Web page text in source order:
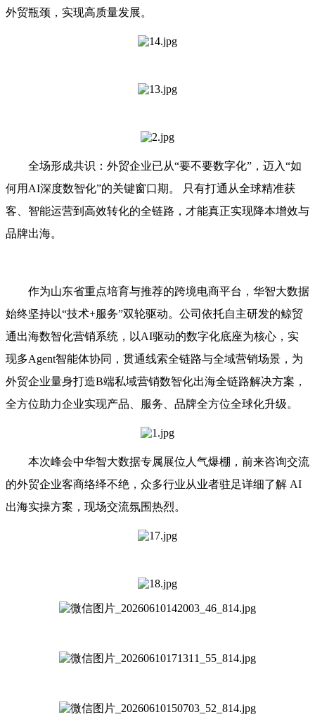
外贸瓶颈，实现高质量发展。
全场形成共识：外贸企业已从“要不要数字化”，迈入“如
何用AI深度数智化”的关键窗口期。 只有打通从全球精准获
客、智能运营到高效转化的全链路，才能真正实现降本增效与
品牌出海。
作为山东省重点培育与推荐的跨境电商平台，华智大数据
始终坚持以“技术+服务”双轮驱动。公司依托自主研发的鲸贸
通出海数智化营销系统，以AI驱动的数字化底座为核心，实
现多Agent智能体协同，贯通线索全链路与全域营销场景，为
外贸企业量身打造B端私域营销数智化出海全链路解决方案，
全方位助力企业实现产品、服务、品牌全方位全球化升级。
本次峰会中华智大数据专属展位人气爆棚，前来咨询交流
的外贸企业客商络绎不绝，众多行业从业者驻足详细了解 AI
出海实操方案，现场交流氛围热烈。